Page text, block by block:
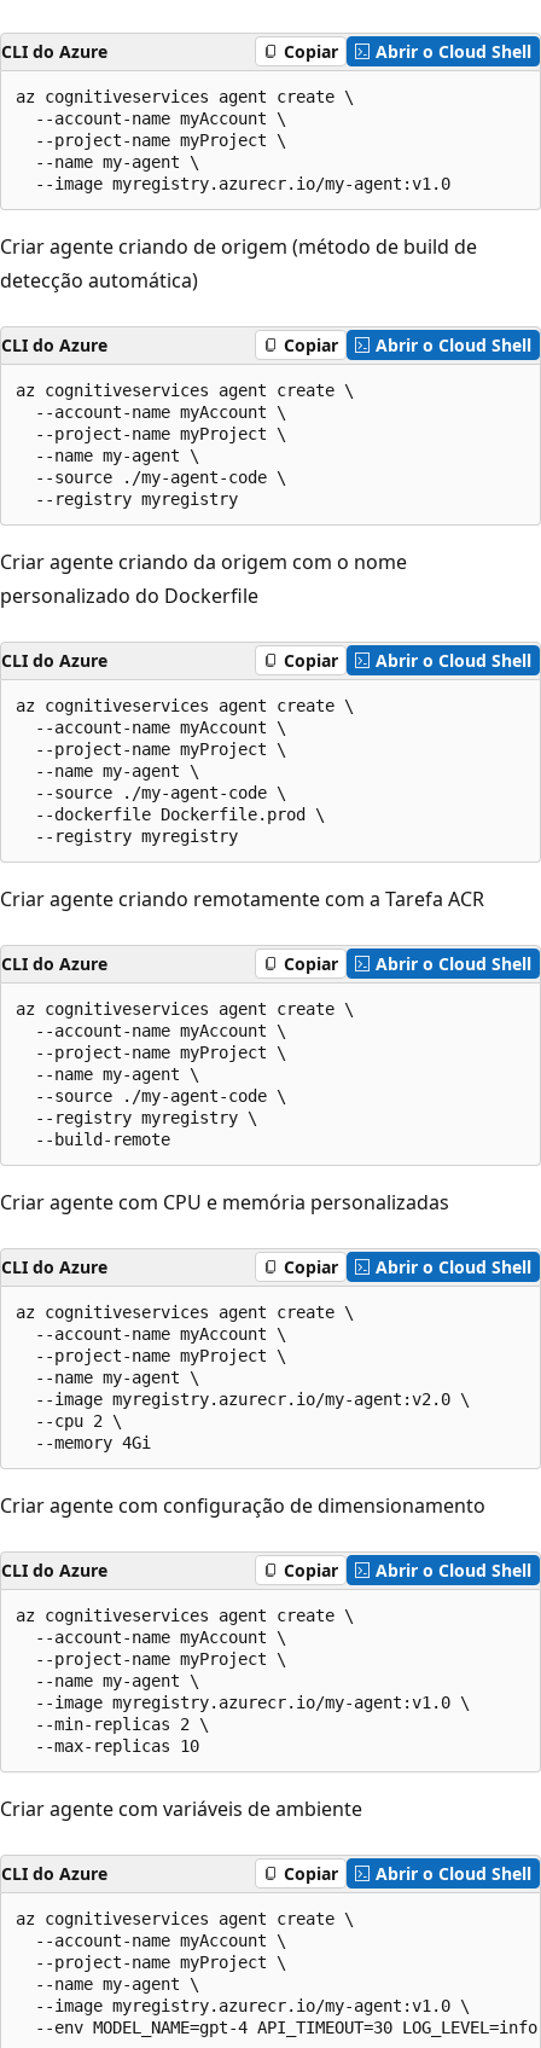
CLI do Azure Copiar Abrir o Cloud Shell
az cognitiveservices agent create \
  --account-name myAccount \
  --project-name myProject \
  --name my-agent \
  --image myregistry.azurecr.io/my-agent:v1.0
Criar agente criando de origem (método de build de
detecção automática)
CLI do Azure Copiar Abrir o Cloud Shell
az cognitiveservices agent create \
  --account-name myAccount \
  --project-name myProject \
  --name my-agent \
  --source ./my-agent-code \
  --registry myregistry
Criar agente criando da origem com o nome
personalizado do Dockerfile
CLI do Azure Copiar Abrir o Cloud Shell
az cognitiveservices agent create \
  --account-name myAccount \
  --project-name myProject \
  --name my-agent \
  --source ./my-agent-code \
  --dockerfile Dockerfile.prod \
  --registry myregistry
Criar agente criando remotamente com a Tarefa ACR
CLI do Azure Copiar Abrir o Cloud Shell
az cognitiveservices agent create \
  --account-name myAccount \
  --project-name myProject \
  --name my-agent \
  --source ./my-agent-code \
  --registry myregistry \
  --build-remote
Criar agente com CPU e memória personalizadas
CLI do Azure Copiar Abrir o Cloud Shell
az cognitiveservices agent create \
  --account-name myAccount \
  --project-name myProject \
  --name my-agent \
  --image myregistry.azurecr.io/my-agent:v2.0 \
  --cpu 2 \
  --memory 4Gi
Criar agente com configuração de dimensionamento
CLI do Azure Copiar Abrir o Cloud Shell
az cognitiveservices agent create \
  --account-name myAccount \
  --project-name myProject \
  --name my-agent \
  --image myregistry.azurecr.io/my-agent:v1.0 \
  --min-replicas 2 \
  --max-replicas 10
Criar agente com variáveis de ambiente
CLI do Azure Copiar Abrir o Cloud Shell
az cognitiveservices agent create \
  --account-name myAccount \
  --project-name myProject \
  --name my-agent \
  --image myregistry.azurecr.io/my-agent:v1.0 \
  --env MODEL_NAME=gpt-4 API_TIMEOUT=30 LOG_LEVEL=info